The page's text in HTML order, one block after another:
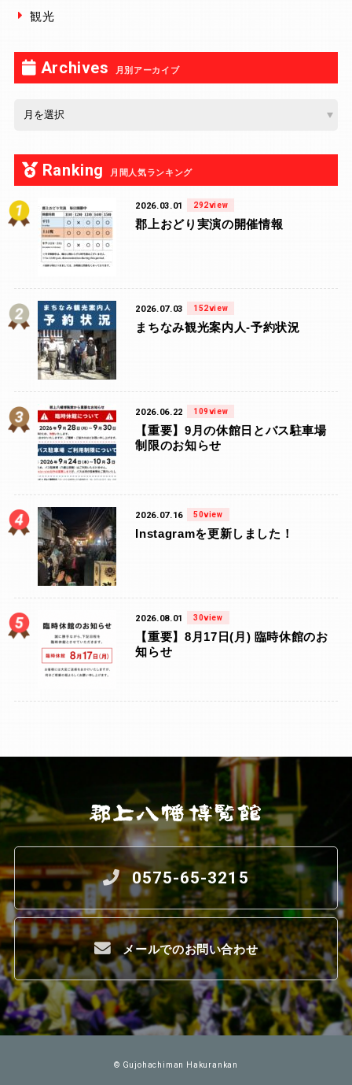
観光
Archives 月別アーカイブ
Ranking 月間人気ランキング
2026.03.01 292view
郡上おどり実演の開催情報
2026.07.03 152view
まちなみ観光案内人-予約状況
2026.06.22 109view
【重要】9月の休館日とバス駐車場
制限のお知らせ
2026.07.16 50view
Instagramを更新しました！
2026.08.01 30view
【重要】8月17日(月) 臨時休館のお
知らせ
0575-65-3215
メールでのお問い合わせ
© Gujohachiman Hakurankan